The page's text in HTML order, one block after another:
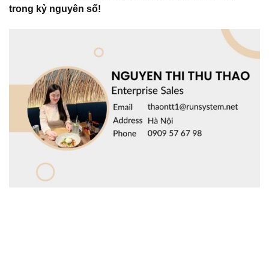
trong kỷ nguyên số!